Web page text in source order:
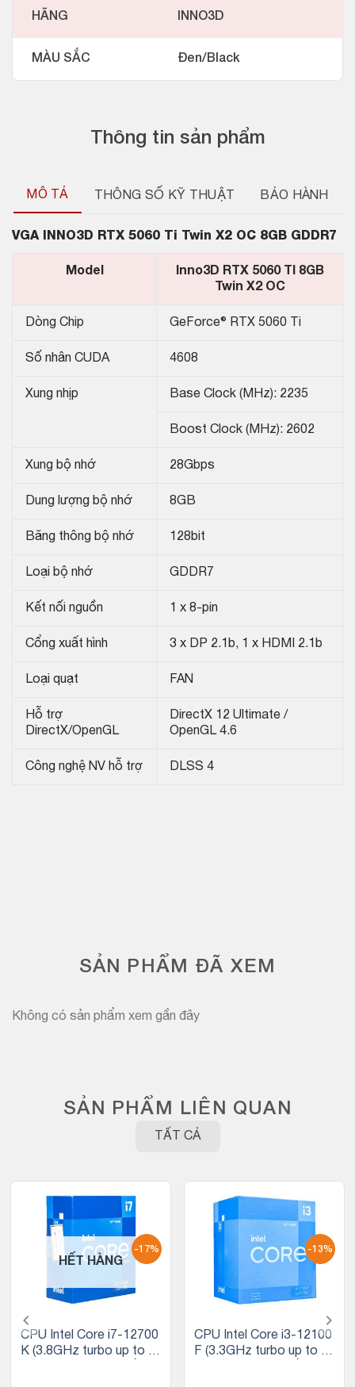
Thông tin sản phẩm
MÔ TẢ THÔNG SỐ KỸ THUẬT BẢO HÀNH
VGA INNO3D RTX 5060 Ti Twin X2 OC 8GB GDDR7
Model
Inno3D RTX 5060 TI 8GB
Twin X2 OC
Dòng Chip GeForce® RTX 5060 Ti
Số nhân CUDA 4608
Xung nhịp Base Clock (MHz): 2235
Boost Clock (MHz): 2602
Xung bộ nhớ 28Gbps
Dung lượng bộ nhớ 8GB
Băng thông bộ nhớ 128bit
Loại bộ nhớ GDDR7
Kết nối nguồn 1 x 8-pin
Cổng xuất hình 3 x DP 2.1b, 1 x HDMI 2.1b
Loại quạt FAN
Hỗ trợ
DirectX/OpenGL
DirectX 12 Ultimate /
OpenGL 4.6
Công nghệ NV hỗ trợ DLSS 4
HÃNG INNO3D
MÀU SẮC Đen/Black
SẢN PHẨM ĐÃ XEM
Không có sản phẩm xem gần đây
SẢN PHẨM LIÊN QUAN
TẤT CẢ
-17%
HẾT HÀNG
CPU Intel Core i7-12700
K (3.8GHz turbo up to 5.
-13%
CPU Intel Core i3-12100
F (3.3GHz turbo up to 4.